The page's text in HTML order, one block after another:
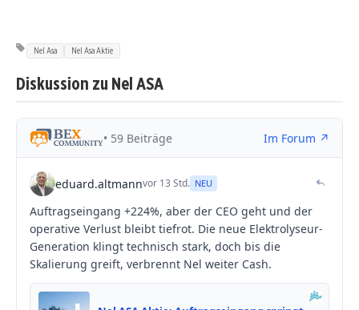
Nel Asa Nel Asa Aktie
Diskussion zu Nel ASA